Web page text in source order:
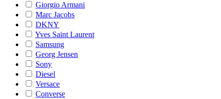
Giorgio Armani
Marc Jacobs
DKNY
Yves Saint Laurent
Samsung
Georg Jensen
Sony
Diesel
Versace
Converse